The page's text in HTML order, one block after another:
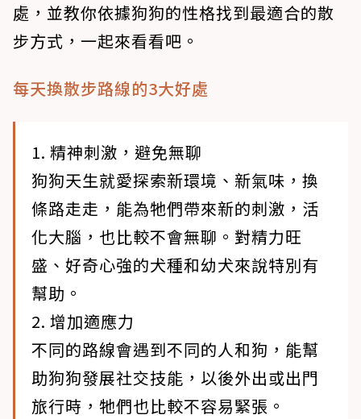
處，並教你依據狗狗的性格找到最適合的散
步方式，一起來看看吧。
每天換散步路線的3大好處
1. 精神刺激，避免無聊
狗狗天生就愛探索新環境、新氣味，換
條路走走，能為牠們帶來新的刺激，活
化大腦，也比較不會無聊。對精力旺
盛、好奇心強的犬種和幼犬來說特別有
幫助。
2. 增加適應力
不同的路線會遇到不同的人和狗，能幫
助狗狗發展社交技能，以後外出或出門
旅行時，牠們也比較不容易緊張。